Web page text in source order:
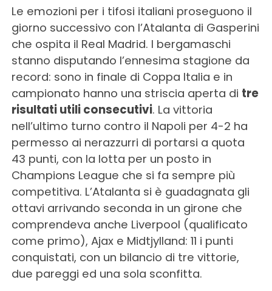
Le emozioni per i tifosi italiani proseguono il
giorno successivo con l’Atalanta di Gasperini
che ospita il Real Madrid. I bergamaschi
stanno disputando l’ennesima stagione da
record: sono in finale di Coppa Italia e in
campionato hanno una striscia aperta di tre
risultati utili consecutivi. La vittoria
nell’ultimo turno contro il Napoli per 4-2 ha
permesso ai nerazzurri di portarsi a quota
43 punti, con la lotta per un posto in
Champions League che si fa sempre più
competitiva. L’Atalanta si è guadagnata gli
ottavi arrivando seconda in un girone che
comprendeva anche Liverpool (qualificato
come primo), Ajax e Midtjylland: 11 i punti
conquistati, con un bilancio di tre vittorie,
due pareggi ed una sola sconfitta.